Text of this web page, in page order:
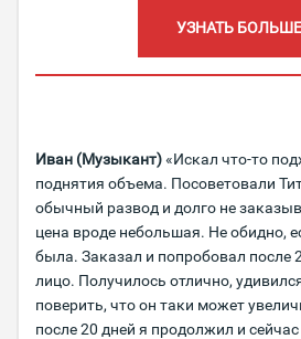
УЗНАТЬ
Иван (Музыкант)«Искал что-то
поднятия объема. Посоветовали
обычный развод и долго не
цена вроде небольшая. Не обидно,
была. Заказал и попробовал после
лицо. Получилось отлично,
поверить, что он таки может
после 20 дней я продолжил и